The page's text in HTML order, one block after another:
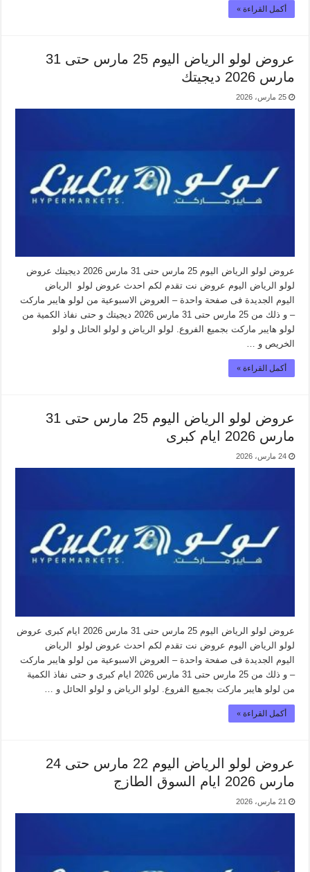
أكمل القراءة »
عروض لولو الرياض اليوم 25 مارس حتى 31
مارس 2026 ديجيتك
25 مارس، 2026
عروض لولو الرياض اليوم 25 مارس حتى 31 مارس 2026 ديجيتك عروض
لولو الرياض اليوم عروض نت تقدم لكم احدث عروض لولو الرياض
اليوم الجديدة فى صفحة واحدة – العروض الاسبوعية من لولو هايبر ماركت
– و ذلك من 25 مارس حتى 31 مارس 2026 ديجيتك و حتى نفاذ الكمية من
لولو هايبر ماركت بجميع الفروع. لولو الرياض و لولو الحائل و لولو
الخريص و …
أكمل القراءة »
عروض لولو الرياض اليوم 25 مارس حتى 31
مارس 2026 ايام كبرى
24 مارس، 2026
عروض لولو الرياض اليوم 25 مارس حتى 31 مارس 2026 ايام كبرى عروض
لولو الرياض اليوم عروض نت تقدم لكم احدث عروض لولو الرياض
اليوم الجديدة فى صفحة واحدة – العروض الاسبوعية من لولو هايبر ماركت
– و ذلك من 25 مارس حتى 31 مارس 2026 ايام كبرى و حتى نفاذ الكمية
من لولو هايبر ماركت بجميع الفروع. لولو الرياض و لولو الحائل و …
أكمل القراءة »
عروض لولو الرياض اليوم 22 مارس حتى 24
مارس 2026 ايام السوق الطازج
21 مارس، 2026